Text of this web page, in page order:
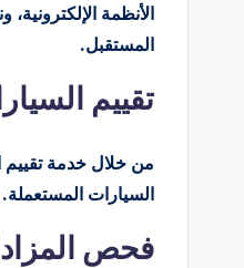
الأنظمة
المستقبل.
تقييم
من خلال خدمة تقييم
السيارات
فحص